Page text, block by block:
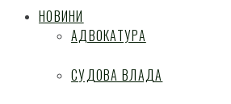
НОВИНИ
АДВОКАТУРА
СУДОВА ВЛАДА